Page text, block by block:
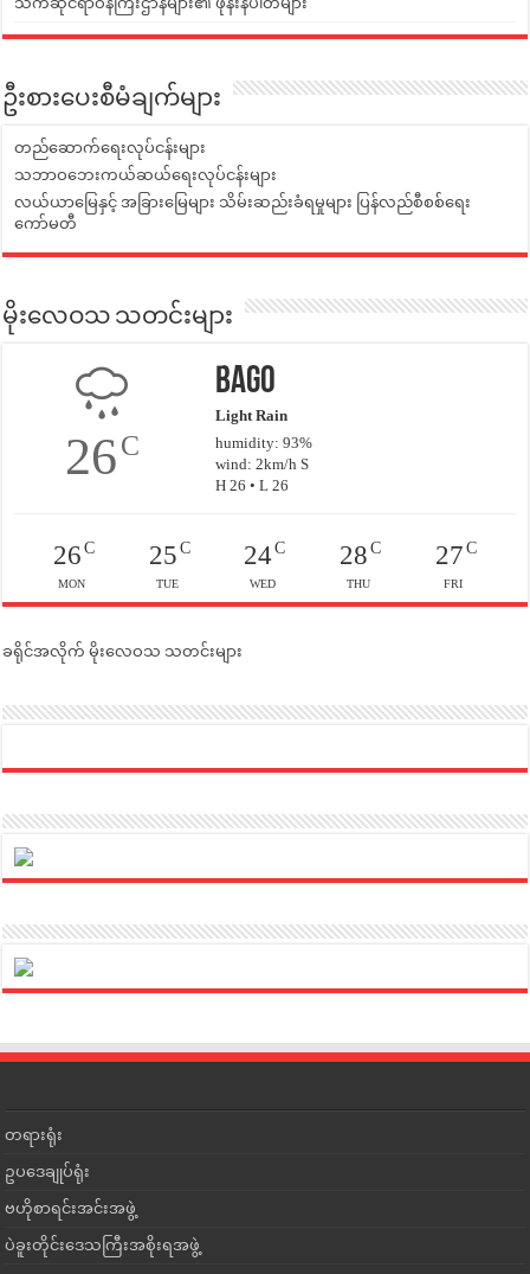
ဦးစားပေးစီမံချက်များ
တည်ဆောက်ရေးလုပ်ငန်းများ
သဘာဝဘေးကယ်ဆယ်ရေးလုပ်ငန်းများ
လယ်ယာမြေနှင့် အခြားမြေများ သိမ်းဆည်းခံရမှုများ ပြန်လည်စီစစ်ရေး
ကော်မတီ
မိုးလေဝသ သတင်းများ
26C
Bago
Light Rain
humidity: 93%
wind: 2km/h S
H 26 • L 26
26C
MON
25C
TUE
24C
WED
28C
THU
27C
FRI
ခရိုင်အလိုက် မိုးလေဝသ သတင်းများ
တရားရုံး
ဥပဒေချုပ်ရုံး
ဗဟိုစာရင်းအင်းအဖွဲ့
ပဲခူးတိုင်းဒေသကြီးအစိုးရအဖွဲ့